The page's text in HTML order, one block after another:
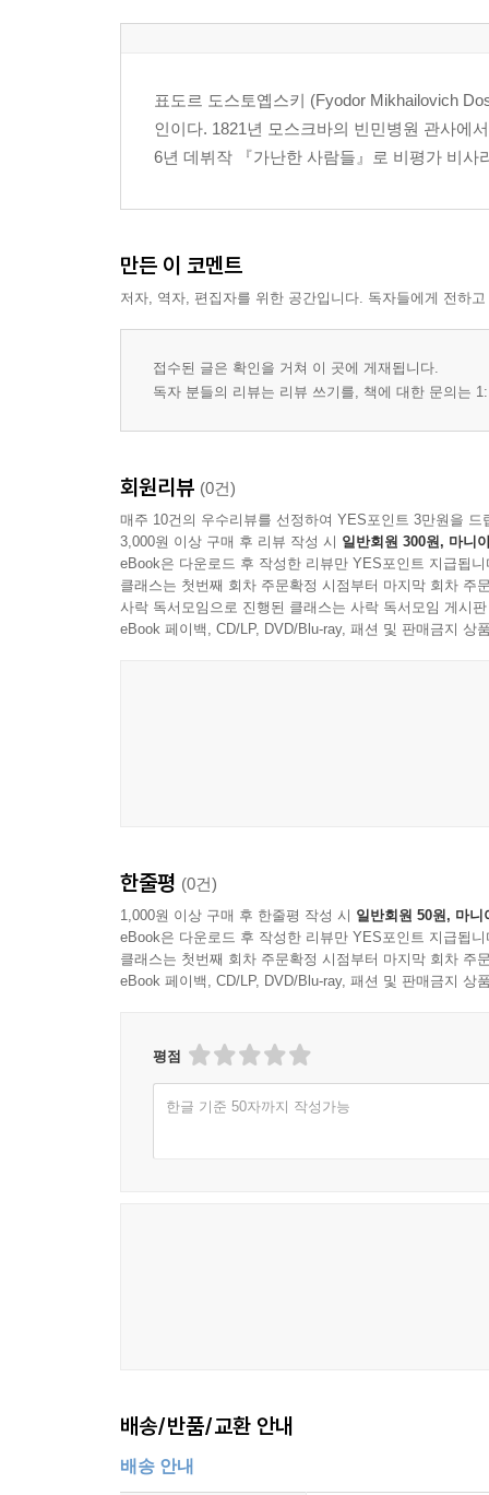
표도르 도스토옙스키 (Fyodor Mikhailovich
인이다. 1821년 모스크바의 빈민병원 관사에
6년 데뷔작 『가난한 사람들』로 비평가 비
만든 이 코멘트
저자, 역자, 편집자를 위한 공간입니다. 독자들에게 전하
접수된 글은 확인을 거쳐 이 곳에 게재됩니다.
독자 분들의 리뷰는 리뷰 쓰기를, 책에 대한 문의는
회원리뷰 (0건)
매주 10건의 우수리뷰를 선정하여 YES포인트 3만원을 드
3,000원 이상 구매 후 리뷰 작성 시 일반회원 300원, 마니
eBook은 다운로드 후 작성한 리뷰만 YES포인트 지급됩니
클래스는 첫번째 회차 주문확정 시점부터 마지막 회차 주
사락 독서모임으로 진행된 클래스는 사락 독서모임 게시
eBook 페이백, CD/LP, DVD/Blu-ray, 패션 및 판매금지 상
한줄평 (0건)
1,000원 이상 구매 후 한줄평 작성 시 일반회원 50원, 마니
eBook은 다운로드 후 작성한 리뷰만 YES포인트 지급됩니
클래스는 첫번째 회차 주문확정 시점부터 마지막 회차 주
eBook 페이백, CD/LP, DVD/Blu-ray, 패션 및 판매금지 상
평점
한글 기준 50자까지 작성가능
배송/반품/교환 안내
배송 안내